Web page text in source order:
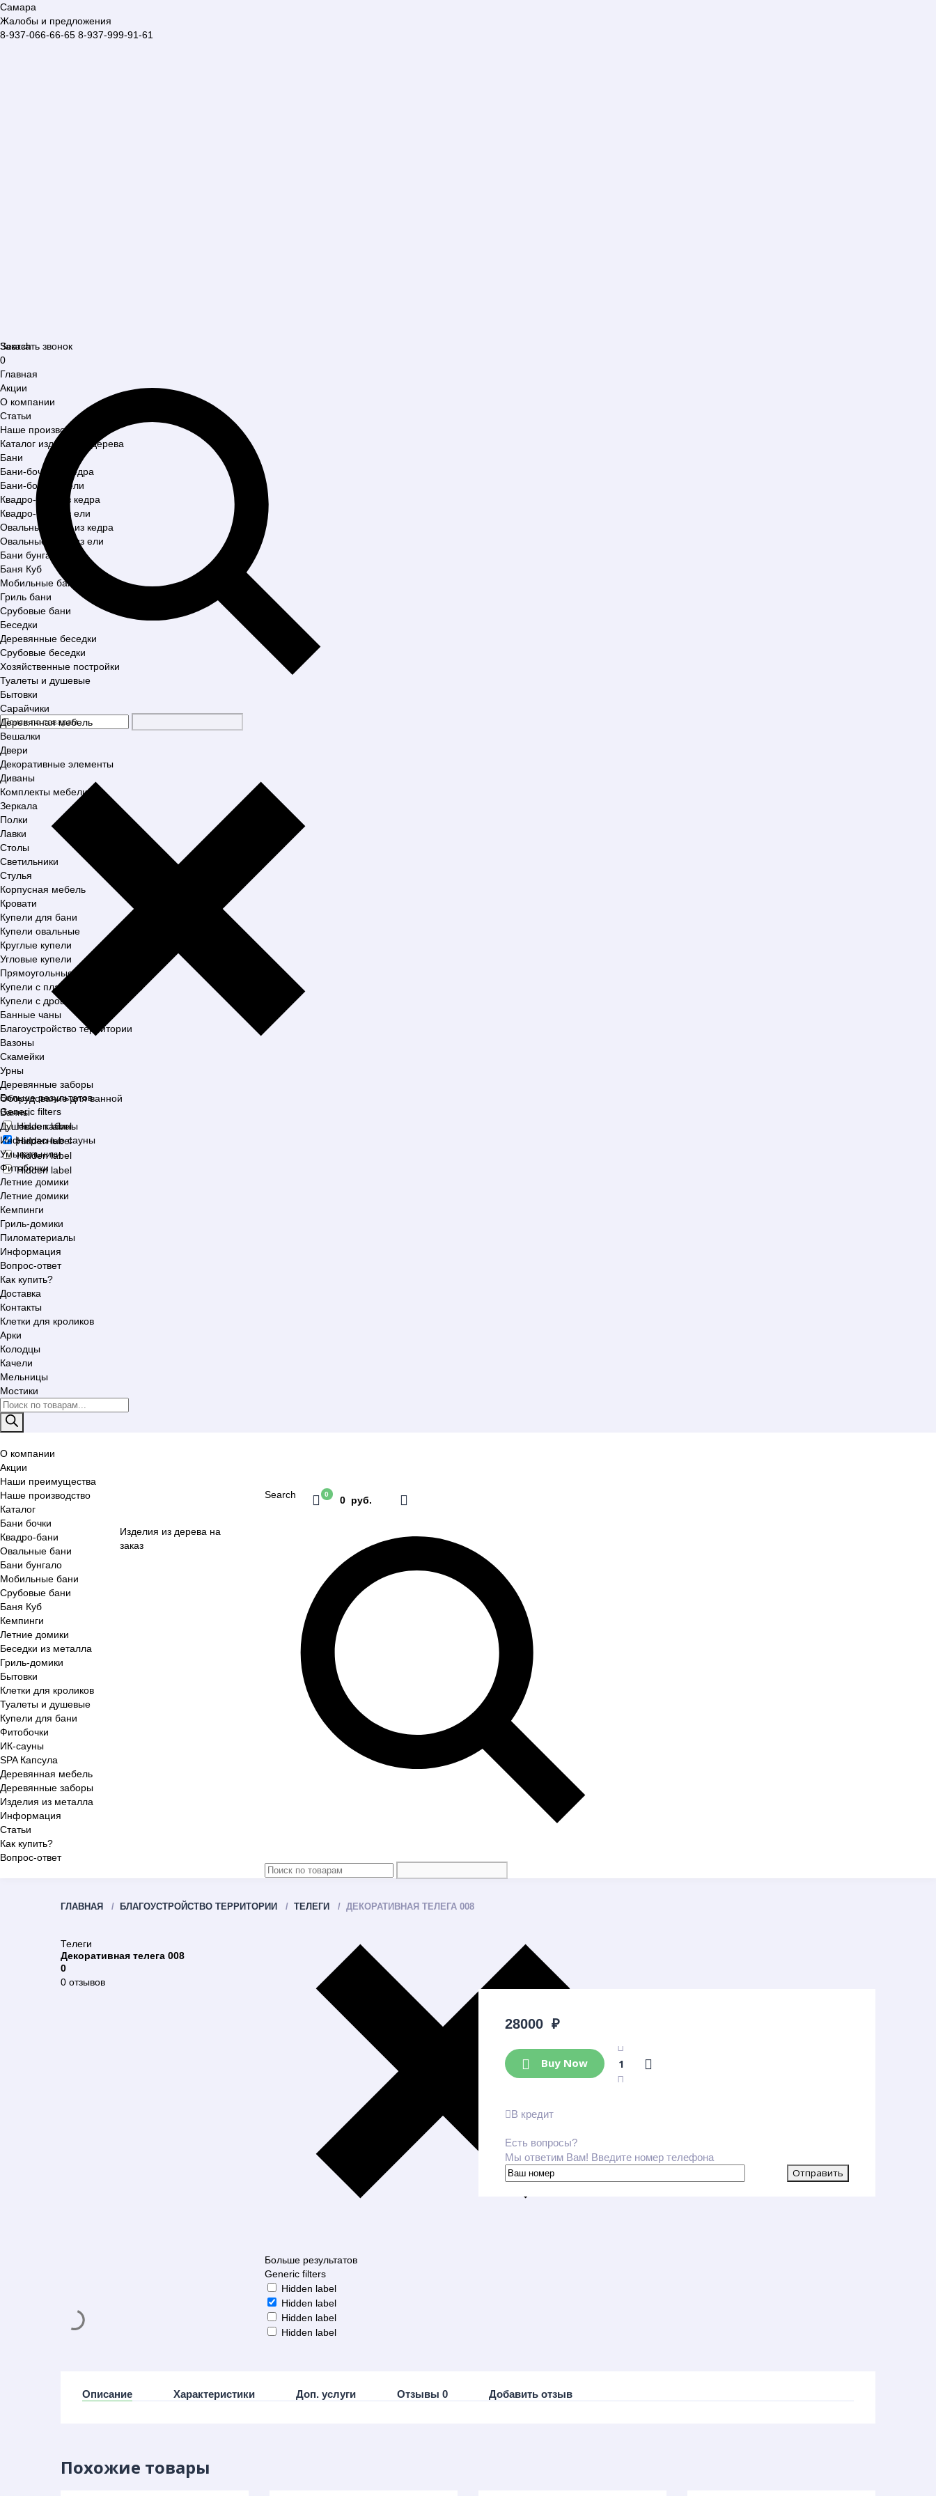
Самара
Жалобы и предложения
8-937-066-66-65 8-937-999-91-61
Search
Больше результатов
Generic filters
Hidden label
Hidden label
Hidden label
Hidden label
Заказать звонок
0
Главная
Акции
О компании
Статьи
Наше производство
Каталог изделий из дерева
Бани
Бани-бочки из кедра
Бани-бочки из ели
Квадро-бани из кедра
Квадро-бани из ели
Овальные бани из кедра
Овальные бани из ели
Бани бунгало
Баня Куб
Мобильные бани
Гриль бани
Срубовые бани
Беседки
Деревянные беседки
Срубовые беседки
Хозяйственные постройки
Туалеты и душевые
Бытовки
Сарайчики
Деревянная мебель
Вешалки
Двери
Декоративные элементы
Диваны
Комплекты мебели
Зеркала
Полки
Лавки
Столы
Светильники
Стулья
Корпусная мебель
Кровати
Купели для бани
Купели овальные
Круглые купели
Угловые купели
Прямоугольные купели
Купели с пластиковой вставкой
Купели с дровяной печью
Банные чаны
Благоустройство территории
Вазоны
Скамейки
Урны
Деревянные заборы
Оборудование для ванной
Ванны
Душевые кабины
Инфакрасные сауны
Умывальники
Фитобочки
Летние домики
Летние домики
Кемпинги
Гриль-домики
Пиломатериалы
Информация
Вопрос-ответ
Как купить?
Доставка
Контакты
Клетки для кроликов
Арки
Колодцы
Качели
Мельницы
Мостики
Поиск
товаров
Изделия из дерева на
заказ
Search
Больше результатов
Generic filters
Hidden label
Hidden label
Hidden label
Hidden label
0
0 руб.
О компании
Акции
Наши преимущества
Наше производство
Каталог
Бани бочки
Квадро-бани
Овальные бани
Бани бунгало
Мобильные бани
Срубовые бани
Баня Куб
Кемпинги
Летние домики
Беседки из металла
Гриль-домики
Бытовки
Клетки для кроликов
Туалеты и душевые
Купели для бани
Фитобочки
ИК-сауны
SPA Капсула
Деревянная мебель
Деревянные заборы
Изделия из металла
Информация
Статьи
Как купить?
Вопрос-ответ
ГЛАВНАЯ БЛАГОУСТРОЙСТВО ТЕРРИТОРИИ ТЕЛЕГИ ДЕКОРАТИВНАЯ ТЕЛЕГА 008
Телеги
Декоративная телега 008
0
0 отзывов
28000 ₽
Buy Now
В кредит
Есть вопросы?
Мы ответим Вам! Введите номер телефона
Описание Характеристики Доп. услуги Отзывы 0 Добавить отзыв
Похожие товары